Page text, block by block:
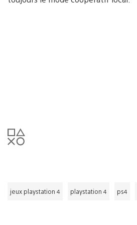
jeux playstation 4 playstation 4 ps4